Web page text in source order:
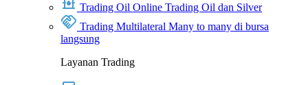
Trading Oil Online Trading Oil dan Silver
Trading Multilateral Many to many di bursa
langsung
Layanan Trading